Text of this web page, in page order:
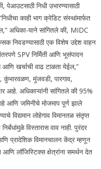
पेआउटसाठी निधी उभारण्यासाठी
काही भाग क्रेडिट संस्थांमार्फत
अधिका-याने सांगितले की, MIDC
निवडण्यासाठी एक विशेष उद्देश वाहन
SPV निर्मिती आणि भूसंपादन
आणि खर्चाची वाढ टाळता येईल,”
कुंभारवळण, मुंजवडी, पारगाव,
आहे. अधिकाऱ्यांनी सांगितले की 95%
आणि जमिनीचे मोजमाप पूर्ण झाले
विद्यमान लोहेगाव विमानतळ संतृप्त
विस्तारास वाव नाही. पुरंदर
प्रादेशिक विमानचालन केंद्र म्हणून
आणि लॉजिस्टिक्स क्षेत्रांना समर्थन देत